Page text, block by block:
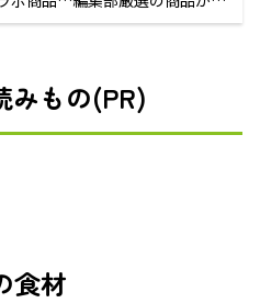
みもの(PR)
食材